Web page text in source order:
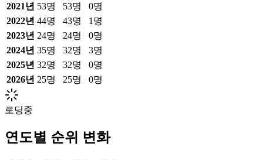
2021 년 53명 53명 0명
2022년 44명 43명 1 명
2023년 24명 24명 0명
2024년 35명 32명 3명
2025년 32명 32명 0명
2026년 25명 25명 0명
로딩중
연도별 순위 변화